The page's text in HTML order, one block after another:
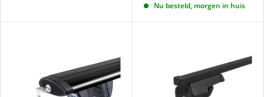
Nu besteld, morgen in huis